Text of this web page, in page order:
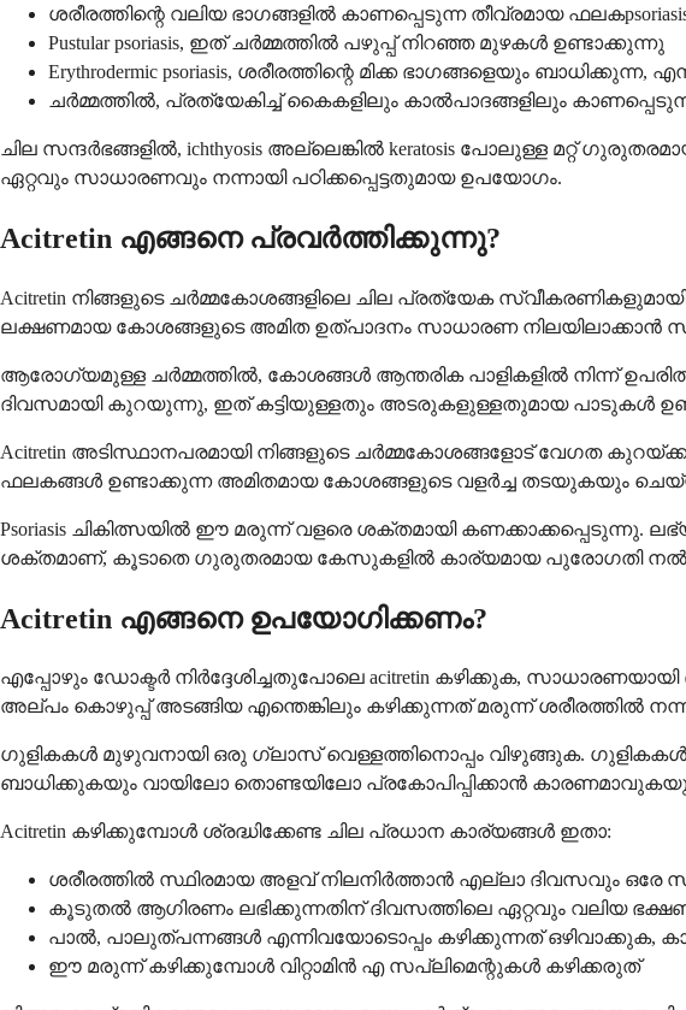
ശരീരത്തിന്റെ വലിയ ഭാഗങ്ങളിൽ കാണപ്പെടുന്ന തീവ്രമായ
Pustular psoriasis, ഇത് ചർമ്മത്തിൽ പഴുപ്പ് നിറഞ്ഞ മുഴകൾ ഉണ്ടാക്കുന്നു
Erythrodermic psoriasis, ശരീരത്തിന്റെ മിക്ക ഭാഗങ്ങളെയും
ചർമ്മത്തിൽ, പ്രത്യേകിച്ച് കൈകളിലും കാൽപാദങ്ങളിലും കാണപ്പെടുന്ന
ചില സന്ദർഭങ്ങളിൽ, ichthyosis അല്ലെങ്കിൽ keratosis പോലുള്ള മറ്റ്
ഏറ്റവും സാധാരണവും നന്നായി പഠിക്കപ്പെട്ടതുമായ ഉപയോഗം.
Acitretin എങ്ങനെ പ്രവർത്തിക്കുന്നു?
Acitretin നിങ്ങളുടെ ചർമ്മകോശങ്ങളിലെ ചില പ്രത്യേക
ലക്ഷണമായ കോശങ്ങളുടെ അമിത ഉത്പാദനം സാധാരണ നിലയിലാക്കാൻ
ആരോഗ്യമുള്ള ചർമ്മത്തിൽ, കോശങ്ങൾ ആന്തരിക പാളികളിൽ നിന്ന്
ദിവസമായി കുറയുന്നു, ഇത് കട്ടിയുള്ളതും അടരുകളുള്ളതുമായ പാടുകൾ
Acitretin അടിസ്ഥാനപരമായി നിങ്ങളുടെ ചർമ്മകോശങ്ങളോട് വേഗത
ഫലകങ്ങൾ ഉണ്ടാക്കുന്ന അമിതമായ കോശങ്ങളുടെ വളർച്ച തടയുകയും
Psoriasis ചികിത്സയിൽ ഈ മരുന്ന് വളരെ ശക്തമായി കണക്കാക്കപ്പെടുന്നു.
ശക്തമാണ്, കൂടാതെ ഗുരുതരമായ കേസുകളിൽ കാര്യമായ പുരോഗതി
Acitretin എങ്ങനെ ഉപയോഗിക്കണം?
എപ്പോഴും ഡോക്ടർ നിർദ്ദേശിച്ചതുപോലെ acitretin കഴിക്കുക,
അല്പം കൊഴുപ്പ് അടങ്ങിയ എന്തെങ്കിലും കഴിക്കുന്നത് മരുന്ന് ശരീരത്തിൽ
ഗുളികകൾ മുഴുവനായി ഒരു ഗ്ലാസ് വെള്ളത്തിനൊപ്പം വിഴുങ്ങുക.
ബാധിക്കുകയും വായിലോ തൊണ്ടയിലോ പ്രകോപിപ്പിക്കാൻ
Acitretin കഴിക്കുമ്പോൾ ശ്രദ്ധിക്കേണ്ട ചില പ്രധാന കാര്യങ്ങൾ ഇതാ:
ശരീരത്തിൽ സ്ഥിരമായ അളവ് നിലനിർത്താൻ എല്ലാ ദിവസവും ഒരേ
കൂടുതൽ ആഗിരണം ലഭിക്കുന്നതിന് ദിവസത്തിലെ ഏറ്റവും വലിയ
പാൽ, പാലുത്പന്നങ്ങൾ എന്നിവയോടൊപ്പം കഴിക്കുന്നത്
ഈ മരുന്ന് കഴിക്കുമ്പോൾ വിറ്റാമിൻ എ സപ്ലിമെന്റുകൾ കഴിക്കരുത്